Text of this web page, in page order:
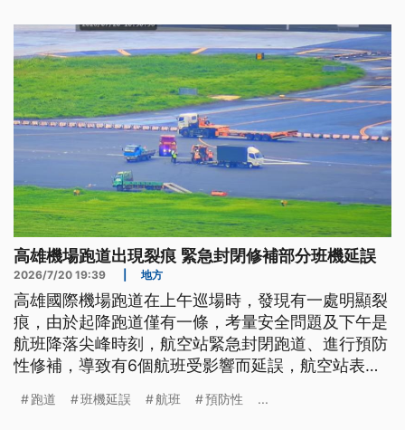
高雄機場跑道出現裂痕 緊急封閉修補部分班機延誤
2026/7/20 19:39 地方
高雄國際機場跑道在上午巡場時，發現有一處明顯裂
痕，由於起降跑道僅有一條，考量安全問題及下午是
航班降落尖峰時刻，航空站緊急封閉跑道、進行預防
性修補，導致有6個航班受影響而延誤，航空站表
損。
跑道 班機延誤 航班 預防性 ...